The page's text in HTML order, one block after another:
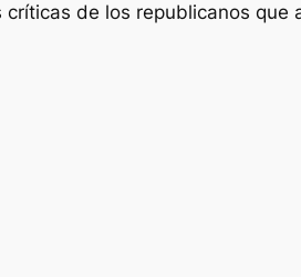
de los republicanos que